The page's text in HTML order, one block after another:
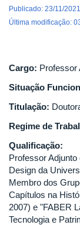
Publicado: 23/11/
Última modificação:
Cargo: Professor
Situação
Titulação:
Regime de
Qualificação:
Professor
Design da
Membro dos
Capítulos na
2007) e "FABER
Tecnologia e